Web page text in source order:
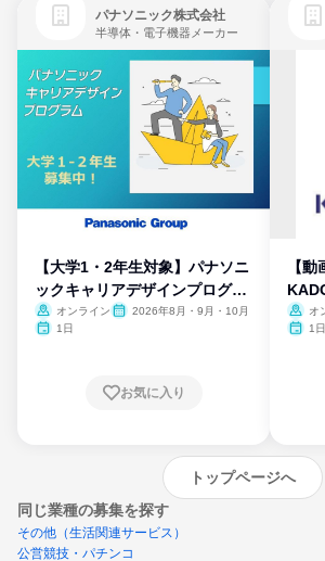
パナソニック株式会社
半導体・電子機器メーカー
【大学1・2年生対象】パナソニ
ックキャリアデザインプログラ
ム
オンライン
2026年8月・9月・10月
1日
お気に入り
【
オ
1日
トップページへ
同じ業種の募集を探す
その他（生活関連サービス）
公営競技・パチンコ